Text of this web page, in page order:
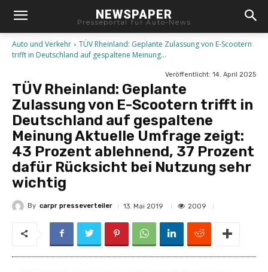
NEWSPAPER
Presseportal für Auto-News
Auto und Verkehr
TÜV Rheinland: Geplante Zulassung von E-Scootern
trifft in Deutschland auf gespaltene Meinung...
Veröffentlicht: 14. April 2025
TÜV Rheinland: Geplante
Zulassung von E-Scootern trifft in
Deutschland auf gespaltene
Meinung Aktuelle Umfrage zeigt:
43 Prozent ablehnend, 37 Prozent
dafür Rücksicht bei Nutzung sehr
wichtig
By carpr presseverteiler 13. Mai 2019 2009